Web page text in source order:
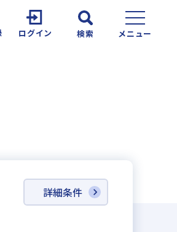
ログイン 検索 メニュー
詳細条件